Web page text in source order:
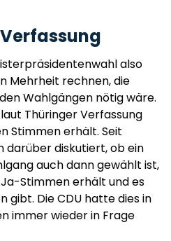
also
Mehrheit rechnen, die
Wahlgängen nötig wäre.
Thüringer Verfassung
Stimmen erhält. Seit
darüber diskutiert, ob ein
auch dann gewählt ist,
Stimmen erhält und es
gibt. Die CDU hatte dies in
immer wieder in Frage